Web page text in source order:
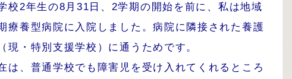
校2年生の8月31日、2学期の開始を前に、私は地域
療養型病院に入院しました。病院に隣接された養護
現・特別支援学校）に通うためです。
は、普通学校でも障害児を受け入れてくれるところ